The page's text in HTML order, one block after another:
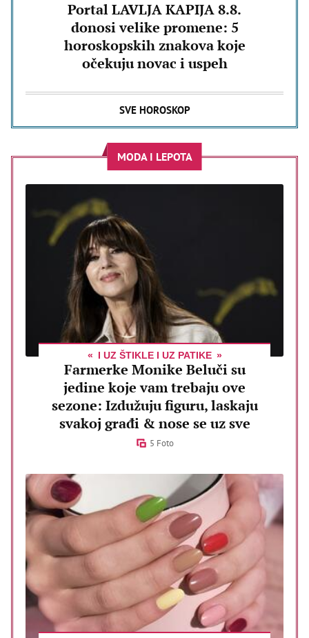
Portal LAVLJA KAPIJA 8.8.
donosi velike promene: 5
horoskopskih znakova koje
očekuju novac i uspeh
SVE HOROSKOP
MODA I LEPOTA
I UZ ŠTIKLE I UZ PATIKE
Farmerke Monike Beluči su
jedine koje vam trebaju ove
sezone: Izdužuju figuru, laskaju
svakoj građi & nose se uz sve
5 Foto